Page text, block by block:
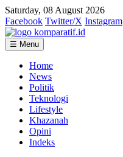
Saturday, 08 August 2026
Facebook Twitter/X Instagram
☰ Menu
Home
News
Politik
Teknologi
Lifestyle
Khazanah
Opini
Indeks